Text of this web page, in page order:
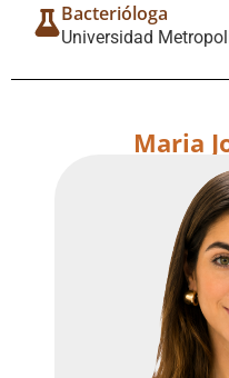
Bacterióloga
Universidad
Maria